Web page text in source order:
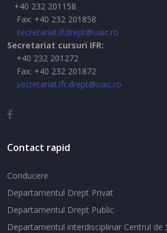
+40 232 201158
Fax: +40 232 201858
secretariat.if.drept@uaic.ro
Secretariat cursuri IFR:
+40 232 201272
Fax: +40 232 201872
secretariat.ifr.drept@uaic.ro
Contact rapid
Conducere
Departamentul Drept Privat
Departamentul Drept Public
Departamentul interdisciplinar Centrul de